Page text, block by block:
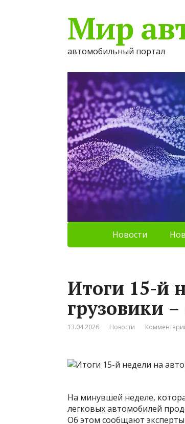
Мир
автомобильный портал
Новости
Итоги 15-й
грузовики
13.04.2026 Новости
На минувшей неделе,
легковых автомобилей
Об этом сообщают